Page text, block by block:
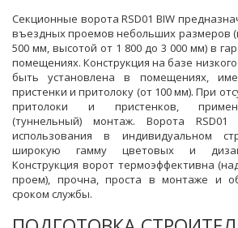
Секционные ворота RSD01 BIW
въездных проемов небольших размеров
500 мм, высотой от 1 800 до 3 000 мм) в
помещениях. Конструкция на базе
быть установлена в помещениях,
пристенки и притолоку (от 100 мм). При
притолоки и пристенков,
(туннельный) монтаж. Ворота
использования в индивидуальном
широкую гамму цветовых и
Конструкция ворот термоэффективна
проем), прочна, проста в монтаже и
сроком службы.